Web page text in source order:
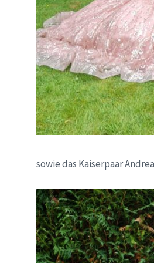
sowie das Kaiserpaar